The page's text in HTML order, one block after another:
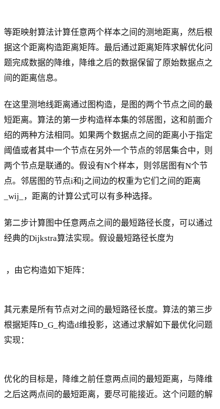
等距映射算法计算任意两个样本之间的测地距离，然后根
据这个距离构造距离矩阵。最后通过距离矩阵求解优化问
题完成数据的降维，降维之后的数据保留了原始数据点之
间的距离信息。
在这里测地线距离通过图构造，是图的两个节点之间的最
短距离。算法的第一步构造样本集的邻居图，这和前面介
绍的两种方法相同。如果两个数据点之间的距离小于指定
阈值或者其中一个节点在另外一个节点的邻居集合中，则
两个节点是联通的。假设有N个样本，则邻居图有N个节
点。邻居图的节点i和j之间边的权重为它们之间的距离
_wij_，距离的计算公式可以有多种选择。
第二步计算图中任意两点之间的最短路径长度，可以通过
经典的Dijkstra算法实现。假设最短路径长度为
，由它构造如下矩阵：
其元素是所有节点对之间的最短路径长度。算法的第三步
根据矩阵D_G_构造d维投影，这通过求解如下最优化问题
实现：
优化的目标是，降维之前任意两点间的最短距离，与降维
之后这两点间的最短距离，要尽可能接近。这个问题的解